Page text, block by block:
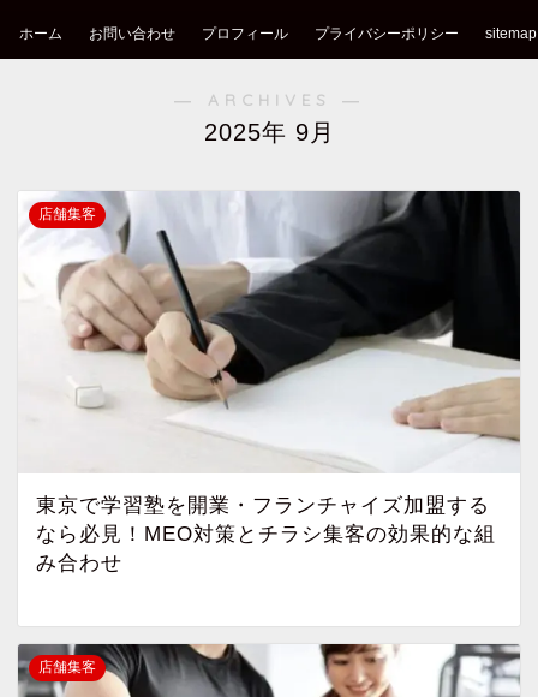
ホーム お問い合わせ プロフィール プライバシーポリシー sitemap
― ARCHIVES ―
2025年 9月
店舗集客
東京で学習塾を開業・フランチャイズ加盟する
なら必見！MEO対策とチラシ集客の効果的な組
み合わせ
店舗集客